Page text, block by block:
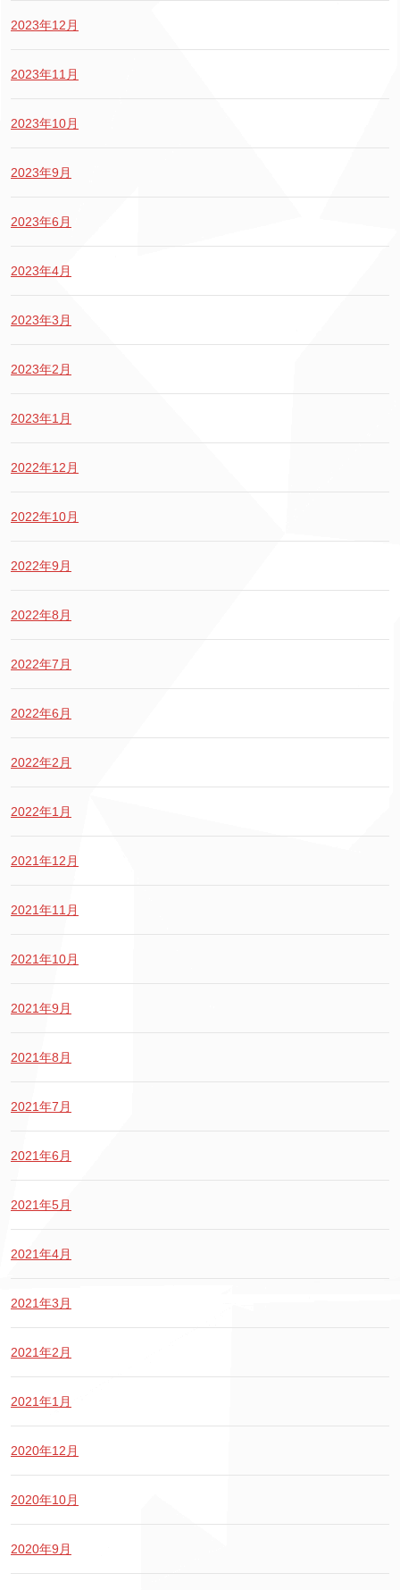
2023年12月
2023年11月
2023年10月
2023年9月
2023年6月
2023年4月
2023年3月
2023年2月
2023年1月
2022年12月
2022年10月
2022年9月
2022年8月
2022年7月
2022年6月
2022年2月
2022年1月
2021年12月
2021年11月
2021年10月
2021年9月
2021年8月
2021年7月
2021年6月
2021年5月
2021年4月
2021年3月
2021年2月
2021年1月
2020年12月
2020年10月
2020年9月